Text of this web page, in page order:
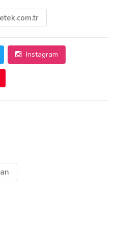
Instagram